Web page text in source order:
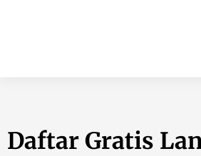
Daftar Gratis